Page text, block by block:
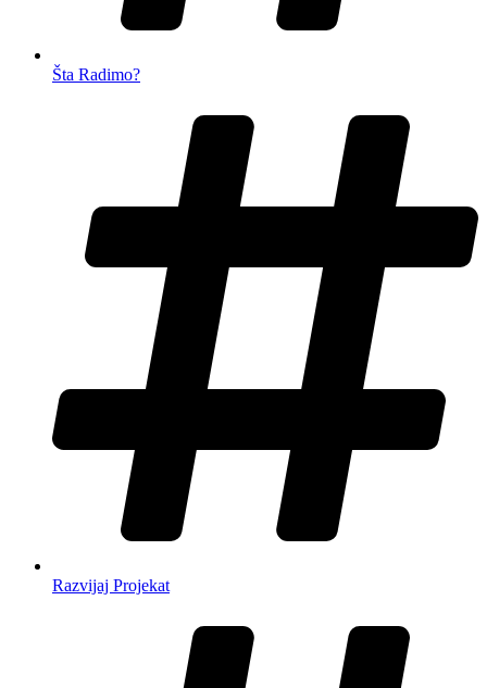
Šta Radimo?
Razvijaj Projekat